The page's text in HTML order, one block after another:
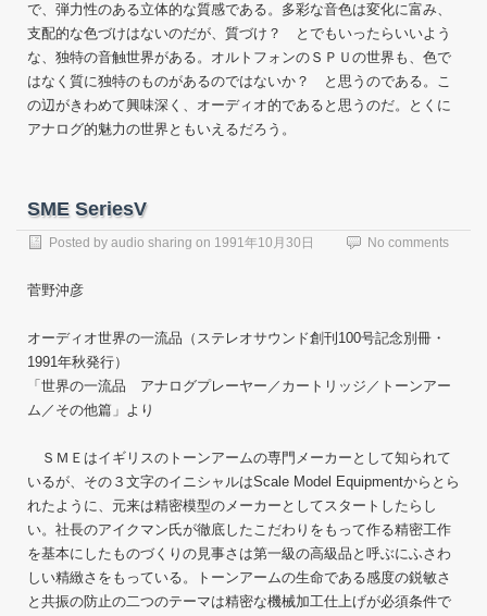
で、弾力性のある立体的な質感である。多彩な音色は変化に富み、
支配的な色づけはないのだが、質づけ？ とでもいったらいいよう
な、独特の音触世界がある。オルトフォンのＳＰＵの世界も、色で
はなく質に独特のものがあるのではないか？ と思うのである。こ
の辺がきわめて興味深く、オーディオ的であると思うのだ。とくに
アナログ的魅力の世界ともいえるだろう。
SME SeriesV
Posted by audio sharing on 1991年10月30日 No comments
菅野沖彦
オーディオ世界の一流品（ステレオサウンド創刊100号記念別冊・
1991年秋発行）
「世界の一流品 アナログプレーヤー／カートリッジ／トーンアー
ム／その他篇」より
ＳＭＥはイギリスのトーンアームの専門メーカーとして知られて
いるが、その３文字のイニシャルはScale Model Equipmentからとら
れたように、元来は精密模型のメーカーとしてスタートしたらし
い。社長のアイクマン氏が徹底したこだわりをもって作る精密工作
を基本にしたものづくりの見事さは第一級の高級品と呼ぶにふさわ
しい精緻さをもっている。トーンアームの生命である感度の鋭敏さ
と共振の防止の二つのテーマは精密な機械加工仕上げが必須条件で